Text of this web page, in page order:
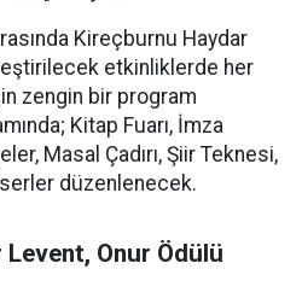
Kireçburnu Haydar
etkinliklerde her
zengin bir program
Kitap Fuarı, İmza
Masal Çadırı, Şiir Teknesi,
düzenlenecek.
Onur Ödülü